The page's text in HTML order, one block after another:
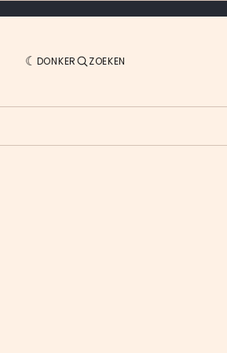
DONKER ZOEKEN